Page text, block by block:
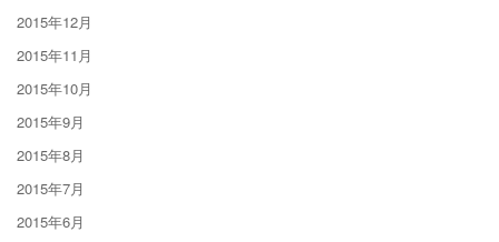
2015年12月
2015年11月
2015年10月
2015年9月
2015年8月
2015年7月
2015年6月